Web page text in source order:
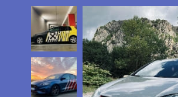
Land Rover
Ldv
Lexus
Ligier